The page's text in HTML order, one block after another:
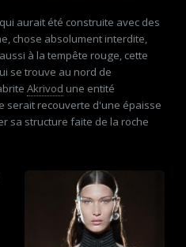
aurait été construite avec des
chose absolument interdite,
à la tempête rouge, cette
se trouve au nord de
Akrivod une entité
serait recouverte d'une épaisse
sa structure faite de la roche